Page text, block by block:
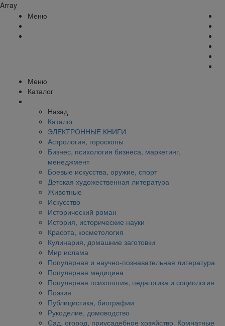
Array
Меню
Меню
Каталог
Назад
Каталог
ЭЛЕКТРОННЫЕ КНИГИ
Астрология, гороскопы
Бизнес, психология бизнеса, маркетинг,
менеджмент
Боевые искусства, оружие, спорт
Детская художественная литература
Животные
Искусство
Исторический роман
История, исторические науки
Красота, косметология
Кулинария, домашние заготовки
Мир ислама
Популярная и научно-познавательная литература
Популярная медицина
Популярная психология, педагогика и социология
Поэзия
Публицистика, биографии
Рукоделие, домоводство
Сад, огород, приусадебное хозяйство. Комнатные